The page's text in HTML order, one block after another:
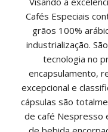
Cafés Especiais
grãos 100%
industrialização.
tecnologia no
encapsulamento,
excepcional e
cápsulas são
de café Nespresso